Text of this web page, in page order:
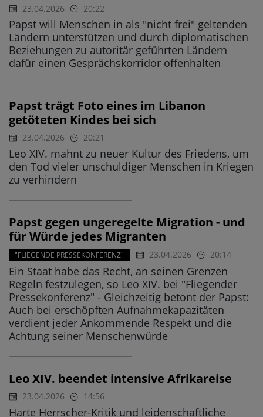
23.04.2026 20:22
Papst will Menschen in als "nicht frei" geltenden
Ländern unterstützen und durch diplomatischen
Beziehungen zu autoritär geführten Ländern
dafür einen Gesprächskorridor offenhalten
Papst trägt Foto eines im Libanon
getöteten Kindes bei sich
23.04.2026 20:21
Leo XIV. mahnt zu neuer Kultur des Friedens, um
den Tod vieler unschuldiger Menschen in Kriegen
zu verhindern
Papst gegen ungeregelte Migration - und
für Würde jedes Migranten
"FLIEGENDE PRESSEKONFERENZ" 23.04.2026 20:14
Ein Staat habe das Recht, an seinen Grenzen
Regeln festzulegen, so Leo XIV. bei "Fliegender
Pressekonferenz" - Gleichzeitig betont der Papst:
Auch bei erschöpften Aufnahmekapazitäten
verdient jeder Ankommende Respekt und die
Achtung seiner Menschenwürde
Leo XIV. beendet intensive Afrikareise
23.04.2026 14:56
Harte Herrscher-Kritik und leidenschaftliche